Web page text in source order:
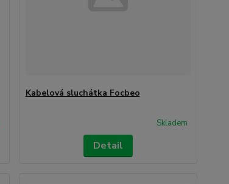
Kabelová sluchátka Focbeo
Skladem
Detail